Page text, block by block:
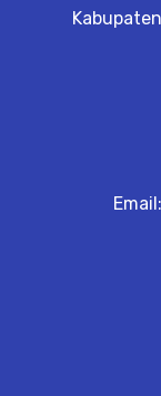
Email: